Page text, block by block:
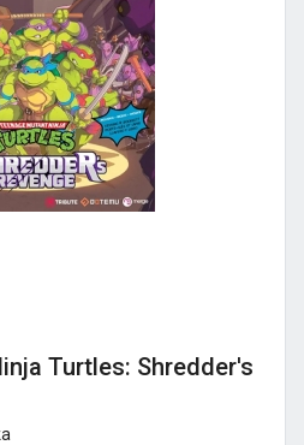
Turtles: Shredder's